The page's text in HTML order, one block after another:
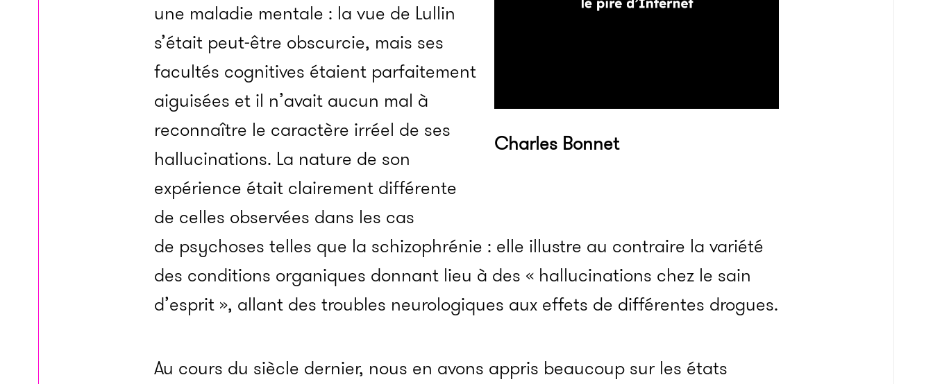
Charles Bonnet
une maladie mentale : la vue de Lullin
s’était peut-être obscurcie, mais ses
facultés cognitives étaient parfaitement
aiguisées et il n’avait aucun mal à
reconnaître le caractère irréel de ses
hallucinations. La nature de son
expérience était clairement différente
de celles observées dans les cas
de psychoses telles que la schizophrénie : elle illustre au contraire la variété
des conditions organiques donnant lieu à des « hallucinations chez le sain
d’esprit », allant des troubles neurologiques aux effets de différentes drogues.
Au cours du siècle dernier, nous en avons appris beaucoup sur les états